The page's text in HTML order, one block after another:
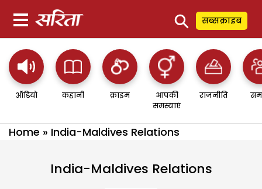
⚲ सब्सक्राइब
ऑडियो कहानी क्राइम
आपकी
समस्याएं
राजनीति
Home » India-Maldives Relations
India-Maldives Relations